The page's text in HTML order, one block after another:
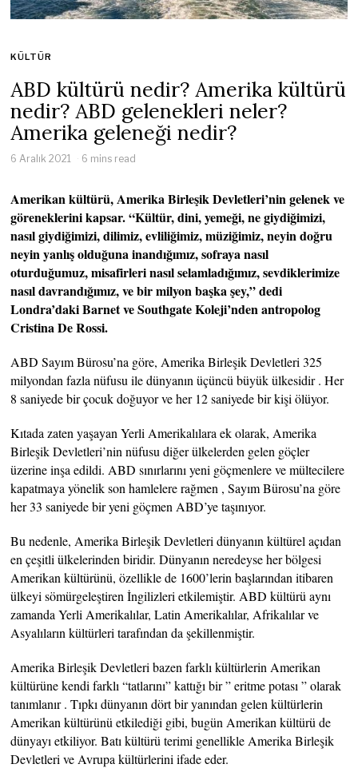
KÜLTÜR
ABD kültürü nedir? Amerika kültürü
nedir? ABD gelenekleri neler?
Amerika geleneği nedir?
6 Aralık 2021 6 mins read
Amerikan kültürü, Amerika Birleşik Devletleri’nin gelenek ve
göreneklerini kapsar. “Kültür, dini, yemeği, ne giydiğimizi,
nasıl giydiğimizi, dilimiz, evliliğimiz, müziğimiz, neyin doğru
neyin yanlış olduğuna inandığımız, sofraya nasıl
oturduğumuz, misafirleri nasıl selamladığımız, sevdiklerimize
nasıl davrandığımız, ve bir milyon başka şey,” dedi
Londra’daki Barnet ve Southgate Koleji’nden antropolog
Cristina De Rossi.
ABD Sayım Bürosu’na göre, Amerika Birleşik Devletleri 325
milyondan fazla nüfusu ile dünyanın üçüncü büyük ülkesidir . Her
8 saniyede bir çocuk doğuyor ve her 12 saniyede bir kişi ölüyor.
Kıtada zaten yaşayan Yerli Amerikalılara ek olarak, Amerika
Birleşik Devletleri’nin nüfusu diğer ülkelerden gelen göçler
üzerine inşa edildi. ABD sınırlarını yeni göçmenlere ve mültecilere
kapatmaya yönelik son hamlelere rağmen , Sayım Bürosu’na göre
her 33 saniyede bir yeni göçmen ABD’ye taşınıyor.
Bu nedenle, Amerika Birleşik Devletleri dünyanın kültürel açıdan
en çeşitli ülkelerinden biridir. Dünyanın neredeyse her bölgesi
Amerikan kültürünü, özellikle de 1600’lerin başlarından itibaren
ülkeyi sömürgeleştiren İngilizleri etkilemiştir. ABD kültürü aynı
zamanda Yerli Amerikalılar, Latin Amerikalılar, Afrikalılar ve
Asyalıların kültürleri tarafından da şekillenmiştir.
Amerika Birleşik Devletleri bazen farklı kültürlerin Amerikan
kültürüne kendi farklı “tatlarını” kattığı bir ” eritme potası ” olarak
tanımlanır . Tıpkı dünyanın dört bir yanından gelen kültürlerin
Amerikan kültürünü etkilediği gibi, bugün Amerikan kültürü de
dünyayı etkiliyor. Batı kültürü terimi genellikle Amerika Birleşik
Devletleri ve Avrupa kültürlerini ifade eder.